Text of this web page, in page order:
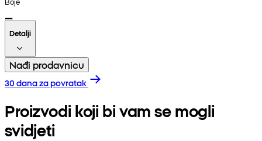
Detalji
Nađi prodavnicu
30 dana za povratak
Proizvodi koji bi vam se mogli
svidjeti